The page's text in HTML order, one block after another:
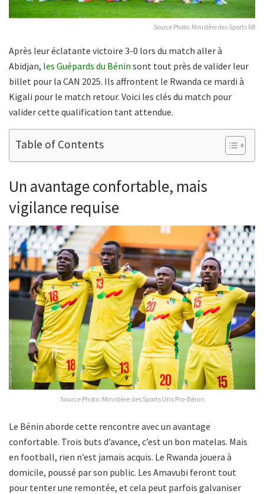
Source Photo: Ministère des Sports RB
Après leur éclatante victoire 3-0 lors du match aller à
Abidjan, les Guépards du Bénin sont tout près de valider leur
billet pour la CAN 2025. Ils affrontent le Rwanda ce mardi à
Kigali pour le match retour. Voici les clés du match pour
valider cette qualification tant attendue.
Table of Contents
Un avantage confortable, mais
vigilance requise
Source Photo: Ministère des Sports Uris Pro-Bénin
Le Bénin aborde cette rencontre avec un avantage
confortable. Trois buts d’avance, c’est un bon matelas. Mais
en football, rien n’est jamais acquis. Le Rwanda jouera à
domicile, poussé par son public. Les Amavubi feront tout
pour tenter une remontée, et cela peut parfois galvaniser